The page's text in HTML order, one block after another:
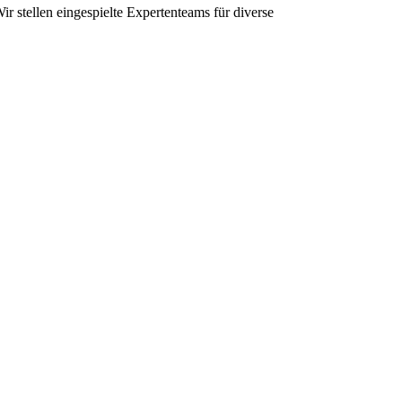
stellen eingespielte Expertenteams für diverse